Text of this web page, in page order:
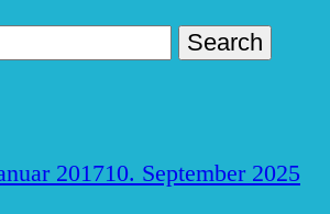
201710. September 2025